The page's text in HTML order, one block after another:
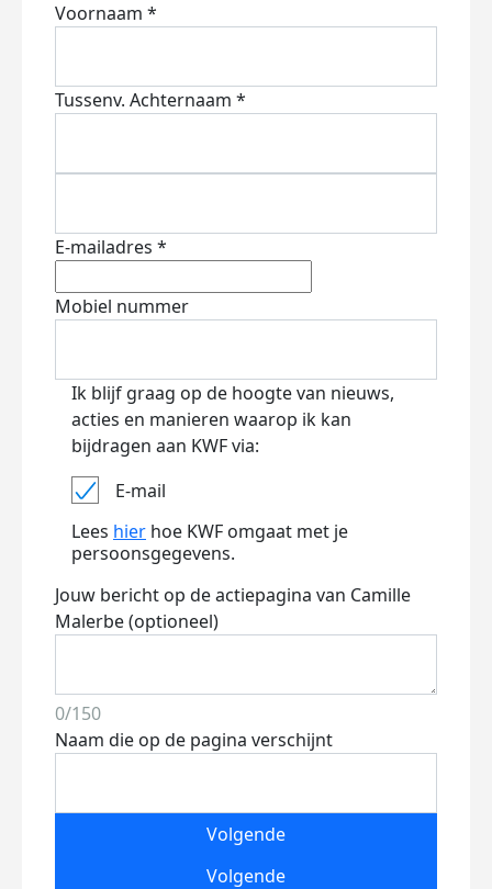
Voornaam *
Tussenv. Achternaam *
E-mailadres *
Mobiel nummer
Ik blijf graag op de hoogte van nieuws,
acties en manieren waarop ik kan
bijdragen aan KWF via:
E-mail
Lees hier hoe KWF omgaat met je
persoonsgegevens.
Jouw bericht op de actiepagina van Camille
Malerbe (optioneel)
0/150
Naam die op de pagina verschijnt
Volgende
Volgende